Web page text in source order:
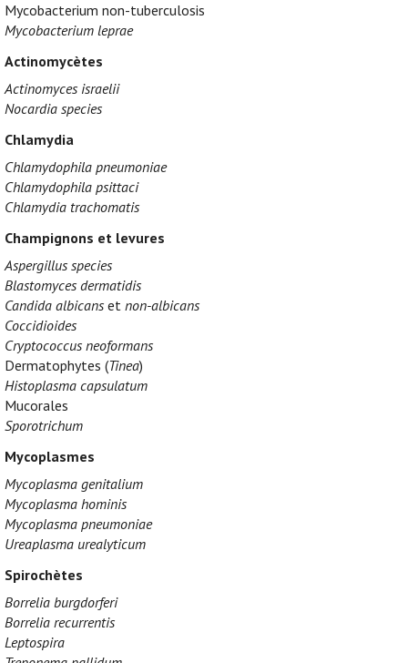
Mycobacterium non-tuberculosis
Mycobacterium leprae
Actinomycètes
Actinomyces israelii
Nocardia species
Chlamydia
Chlamydophila pneumoniae
Chlamydophila psittaci
Chlamydia trachomatis
Champignons et levures
Aspergillus species
Blastomyces dermatidis
Candida albicans et non-albicans
Coccidioides
Cryptococcus neoformans
Dermatophytes (Tinea)
Histoplasma capsulatum
Mucorales
Sporotrichum
Mycoplasmes
Mycoplasma genitalium
Mycoplasma hominis
Mycoplasma pneumoniae
Ureaplasma urealyticum
Spirochètes
Borrelia burgdorferi
Borrelia recurrentis
Leptospira